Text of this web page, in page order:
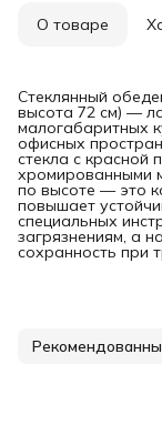
О товаре
Стеклянный
высота 72 см) —
малогабаритных
офисных
стекла с красной
хромированными
по высоте — это
повышает
специальных
загрязнениям, а
сохранность при